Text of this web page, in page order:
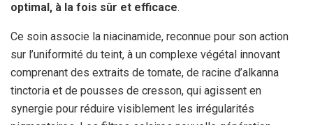
optimal, à la fois sûr et efficace.
Ce soin associe la niacinamide, reconnue pour son action
sur l’uniformité du teint, à un complexe végétal innovant
comprenant des extraits de tomate, de racine d’alkanna
tinctoria et de pousses de cresson, qui agissent en
synergie pour réduire visiblement les irrégularités